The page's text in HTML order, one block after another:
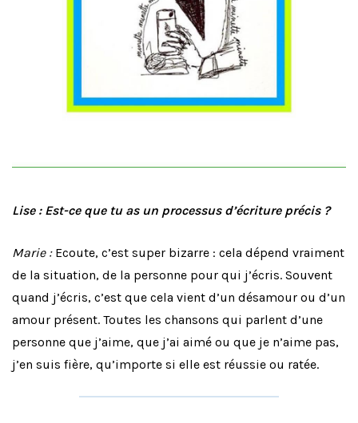
Lise : Est-ce que tu as un processus d’écriture précis ?
Marie : Ecoute, c’est super bizarre : cela dépend vraiment
de la situation, de la personne pour qui j’écris. Souvent
quand j’écris, c’est que cela vient d’un désamour ou d’un
amour présent. Toutes les chansons qui parlent d’une
personne que j’aime, que j’ai aimé ou que je n’aime pas,
j’en suis fière, qu’importe si elle est réussie ou ratée.